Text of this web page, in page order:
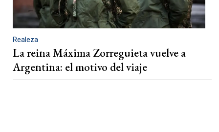
Realeza
La reina Máxima Zorreguieta vuelve a
Argentina: el motivo del viaje